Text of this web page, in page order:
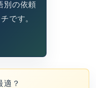
別の依頼
です。
適？